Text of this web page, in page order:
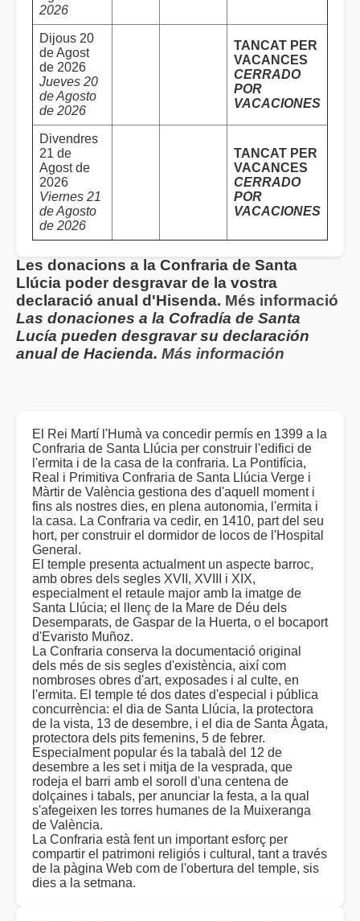
2026
Dijous 20
de Agost
de 2026
Jueves 20
de Agosto
de 2026
TANCAT PER
VACANCES
CERRADO
POR
VACACIONES
Divendres
21 de
Agost de
2026
Viernes 21
de Agosto
de 2026
TANCAT PER
VACANCES
CERRADO
POR
VACACIONES
Les donacions a la Confraria de Santa
Llúcia poder desgravar de la vostra
declaració anual d'Hisenda. Més informació
Las donaciones a la Cofradía de Santa
Lucía pueden desgravar su declaración
anual de Hacienda. Más información
El Rei Martí l'Humà va concedir permís en 1399 a la
Confraria de Santa Llúcia per construir l'edifici de
l'ermita i de la casa de la confraria. La Pontifícia,
Real i Primitiva Confraria de Santa Llúcia Verge i
Màrtir de València gestiona des d'aquell moment i
fins als nostres dies, en plena autonomia, l'ermita i
la casa. La Confraria va cedir, en 1410, part del seu
hort, per construir el dormidor de locos de l'Hospital
General.
El temple presenta actualment un aspecte barroc,
amb obres dels segles XVII, XVIII i XIX,
especialment el retaule major amb la imatge de
Santa Llúcia; el llenç de la Mare de Déu dels
Desemparats, de Gaspar de la Huerta, o el bocaport
d'Evaristo Muñoz.
La Confraria conserva la documentació original
dels més de sis segles d'existència, així com
nombroses obres d'art, exposades i al culte, en
l'ermita. El temple té dos dates d'especial i pública
concurrència: el dia de Santa Llúcia, la protectora
de la vista, 13 de desembre, i el dia de Santa Àgata,
protectora dels pits femenins, 5 de febrer.
Especialment popular és la tabalà del 12 de
desembre a les set i mitja de la vesprada, que
rodeja el barri amb el soroll d'una centena de
dolçaines i tabals, per anunciar la festa, a la qual
s'afegeixen les torres humanes de la Muixeranga
de València.
La Confraria està fent un important esforç per
compartir el patrimoni religiós i cultural, tant a través
de la pàgina Web com de l'obertura del temple, sis
dies a la setmana.